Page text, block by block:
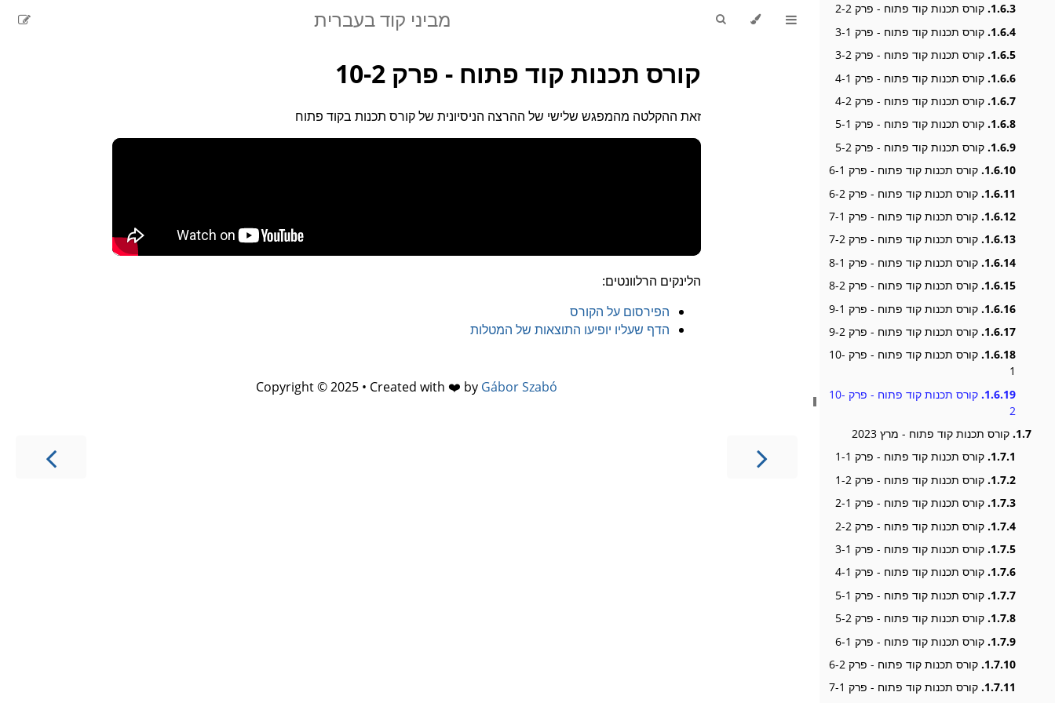
1.6.3. קורס תכנות קוד פתוח - פרק 2-2
1.6.4. קורס תכנות קוד פתוח - פרק 3-1
1.6.5. קורס תכנות קוד פתוח - פרק 3-2
1.6.6. קורס תכנות קוד פתוח - פרק 4-1
1.6.7. קורס תכנות קוד פתוח - פרק 4-2
1.6.8. קורס תכנות קוד פתוח - פרק 5-1
1.6.9. קורס תכנות קוד פתוח - פרק 5-2
1.6.10. קורס תכנות קוד פתוח - פרק 6-1
1.6.11. קורס תכנות קוד פתוח - פרק 6-2
1.6.12. קורס תכנות קוד פתוח - פרק 7-1
1.6.13. קורס תכנות קוד פתוח - פרק 7-2
1.6.14. קורס תכנות קוד פתוח - פרק 8-1
1.6.15. קורס תכנות קוד פתוח - פרק 8-2
1.6.16. קורס תכנות קוד פתוח - פרק 9-1
1.6.17. קורס תכנות קוד פתוח - פרק 9-2
1.6.18.
קורס תכנות קוד פתוח - פרק 10-
1
1.6.19.
קורס תכנות קוד פתוח - פרק 10-
2
1.7. קורס תכנות קוד פתוח - מרץ 2023
1.7.1. קורס תכנות קוד פתוח - פרק 1-1
1.7.2. קורס תכנות קוד פתוח - פרק 1-2
1.7.3. קורס תכנות קוד פתוח - פרק 2-1
1.7.4. קורס תכנות קוד פתוח - פרק 2-2
1.7.5. קורס תכנות קוד פתוח - פרק 3-1
1.7.6. קורס תכנות קוד פתוח - פרק 4-1
1.7.7. קורס תכנות קוד פתוח - פרק 5-1
1.7.8. קורס תכנות קוד פתוח - פרק 5-2
1.7.9. קורס תכנות קוד פתוח - פרק 6-1
1.7.10. קורס תכנות קוד פתוח - פרק 6-2
1.7.11. קורס תכנות קוד פתוח - פרק 7-1
מביני קוד בעברית
קורס תכנות קוד פתוח - פרק 10-2
זאת ההקלטה מהמפגש שלישי של ההרצה הניסיונית של קורס תכנות בקוד פתוח
הלינקים הרלוונטים:
הפירסום על הקורס
הדף שעליו יופיעו התוצאות של המטלות
Copyright © 2025 • Created with ❤️ by Gábor Szabó